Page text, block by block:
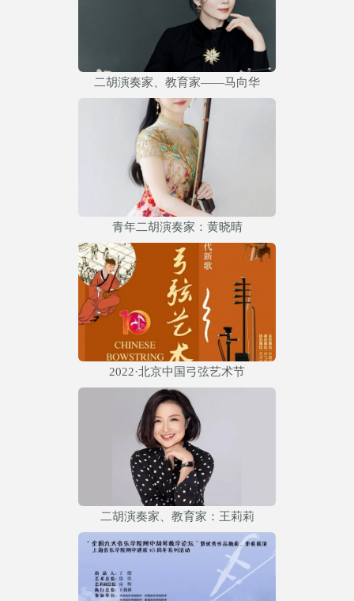
二胡演奏家、教育家——马向华
青年二胡演奏家：黄晓晴
2022·北京中国弓弦艺术节
二胡演奏家、教育家：王莉莉